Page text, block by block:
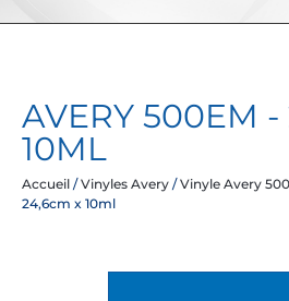
AVERY 500EM -
10ML
Accueil /Vinyles Avery /Vinyle Avery
24,6cm x 10ml